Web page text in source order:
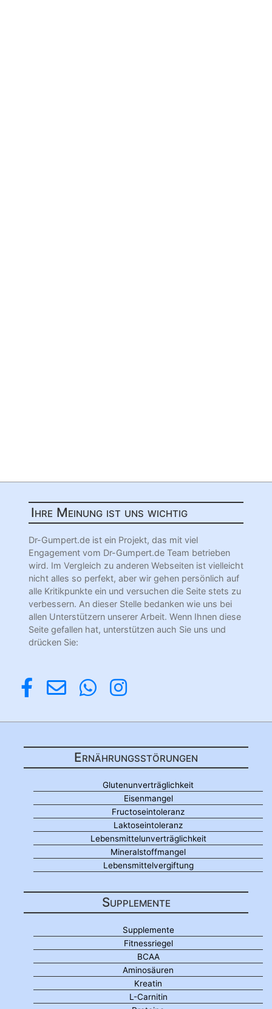
Ihre Meinung ist uns wichtig
Dr-Gumpert.de ist ein Projekt, das mit viel
Engagement vom Dr-Gumpert.de Team betrieben
wird. Im Vergleich zu anderen Webseiten ist vielleicht
nicht alles so perfekt, aber wir gehen persönlich auf
alle Kritikpunkte ein und versuchen die Seite stets zu
verbessern. An dieser Stelle bedanken wie uns bei
allen Unterstützern unserer Arbeit. Wenn Ihnen diese
Seite gefallen hat, unterstützen auch Sie uns und
drücken Sie:
Ernährungsstörungen
Glutenunverträglichkeit
Eisenmangel
Fructoseintoleranz
Laktoseintoleranz
Lebensmittelunverträglichkeit
Mineralstoffmangel
Lebensmittelvergiftung
Supplemente
Supplemente
Fitnessriegel
BCAA
Aminosäuren
Kreatin
L-Carnitin